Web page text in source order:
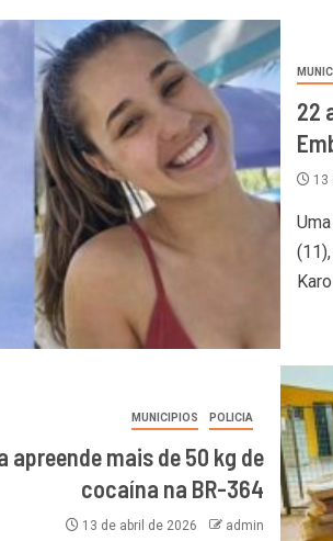
22
13
MUNICIPIOS POLICIA
apreende mais de 50 kg de
cocaína na BR-364
13 de abril de 2026 admin